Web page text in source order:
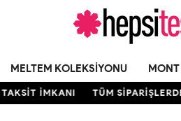
MELTEM KOLEKSIYONU MONT
İMKANI TÜM SİPARİŞLERDE